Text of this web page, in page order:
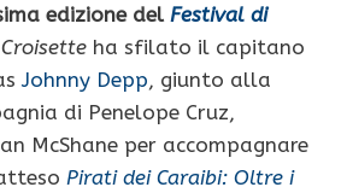
edizione del Festival di
Croisette ha sfilato il capitano
Johnny Depp, giunto alla
di Penelope Cruz,
McShane per accompagnare
Pirati dei Caraibi: Oltre i